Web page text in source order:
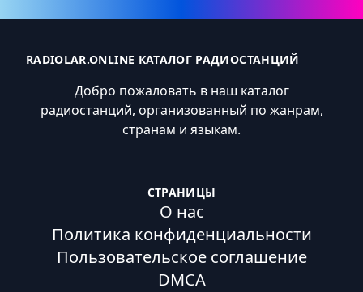
RADIOLAR.ONLINE КАТАЛОГ РАДИОСТАНЦИЙ
Добро пожаловать в наш каталог
радиостанций, организованный по жанрам,
странам и языкам.
СТРАНИЦЫ
О нас
Политика конфиденциальности
Пользовательское соглашение
DMCA